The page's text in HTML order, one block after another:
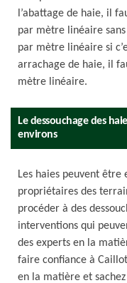
l’abattage de haie, il
par mètre linéaire
par mètre linéaire si
arrachage de haie, il
mètre linéaire.
Le dessouchage des
environs
Les haies peuvent être
propriétaires des
procéder à des
interventions qui
des experts en la
faire confiance à
en la matière et